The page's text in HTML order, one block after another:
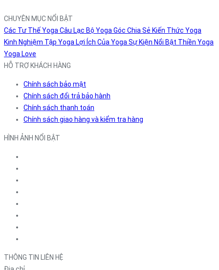
CHUYÊN MỤC NỔI BẬT
Các Tư Thế YogaCâu Lạc Bộ YogaGóc Chia Sẻ Kiến Thức Yoga
Kinh Nghiệm Tập Yoga Lợi Ích Của YogaSự Kiện Nổi Bật Thiền Yoga
Yoga Love
HỖ TRỢ KHÁCH HÀNG
Chính sách bảo mật
Chính sách đổi trả bảo hành
Chính sách thanh toán
Chính sách giao hàng và kiểm tra hàng
HÌNH ẢNH NỔI BẬT
THÔNG TIN LIÊN HỆ